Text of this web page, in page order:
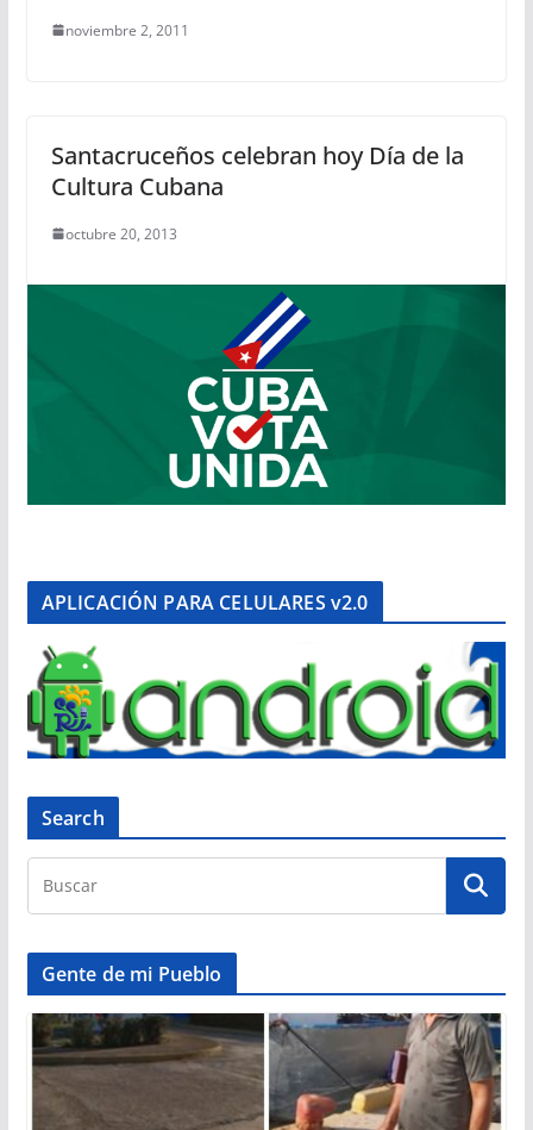
noviembre 2, 2011
Santacruceños celebran hoy Día de la
Cultura Cubana
octubre 20, 2013
APLICACIÓN PARA CELULARES v2.0
Search
Gente de mi Pueblo